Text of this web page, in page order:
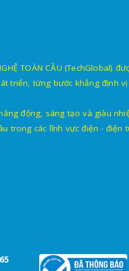
TOÀN CẦU (TechGlobal)
triển, từng bước khẳng định
động, sáng tạo và giàu
trong các lĩnh vực điện - điện